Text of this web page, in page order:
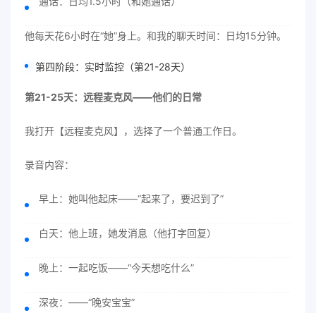
他每天花6小时在“她”身上。和我的聊天时间：日均15分钟。
第四阶段：实时监控（第21-28天）
第21-25天：远程麦克风——他们的日常
我打开【远程麦克风】，选择了一个普通工作日。
录音内容：
早上：她叫他起床——“起来了，要迟到了”
白天：他上班，她发消息（他打字回复）
晚上：一起吃饭——“今天想吃什么”
深夜：——“晚安宝宝”